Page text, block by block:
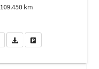
109.450 km
Wir rufen Sie anPDF-Datei, Fahrzeugexposé